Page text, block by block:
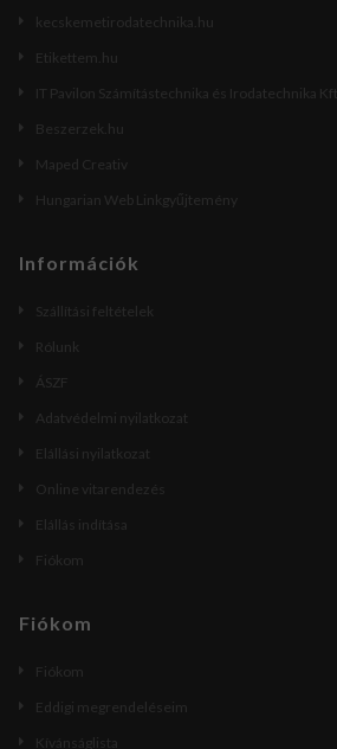
kecskemetirodatechnika.hu
Etikettem.hu
IT Pavilon Számítástechnika és Irodatechnika Kft.
Beszerzek.hu
Maped Creativ
Hungarian Web Linkgyűjtemény
Információk
Szállítási feltételek
Rólunk
ÁSZF
Adatvédelmi nyilatkozat
Elállási nyilatkozat
Online vitarendezés
Elállás indítása
Fiókom
Fiókom
Fiókom
Eddigi megrendeléseim
Kívánságlista